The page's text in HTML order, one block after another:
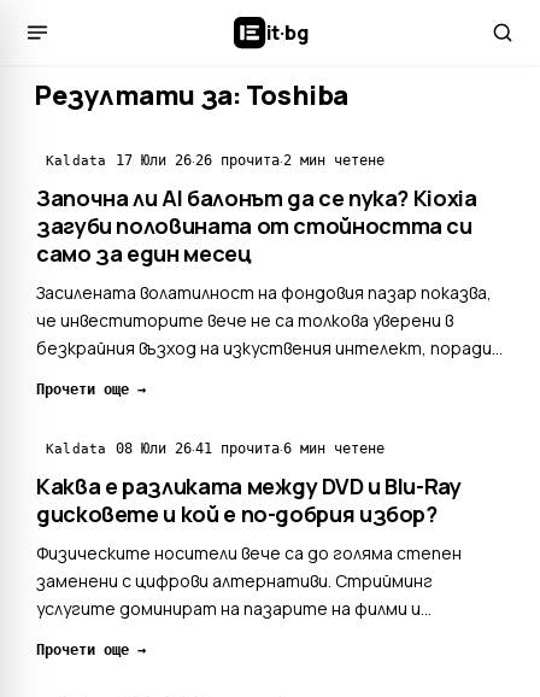
it·bg
Резултати за: Toshiba
Kaldata 17 Юли 26·26 прочита·2 мин четене
Започна ли AI балонът да се пука? Kioxia
загуби половината от стойността си
само за един месец
Засилената волатилност на фондовия пазар показва,
че инвеститорите вече не са толкова уверени в
безкрайния възход на изкуствения интелект, поради
започнаха да отбелязват по-големи колебания в
за една от ...
Прочети още →
Kaldata 08 Юли 26·41 прочита·6 мин четене
Каква е разликата между DVD и Blu-Ray
дисковете и кой е по-добрия избор?
Физическите носители вече са до голяма степен
заменени с цифрови алтернативи. Стрийминг
услугите доминират на пазарите на филми и
използват платформи като Steam или специализирани
Прочети още →